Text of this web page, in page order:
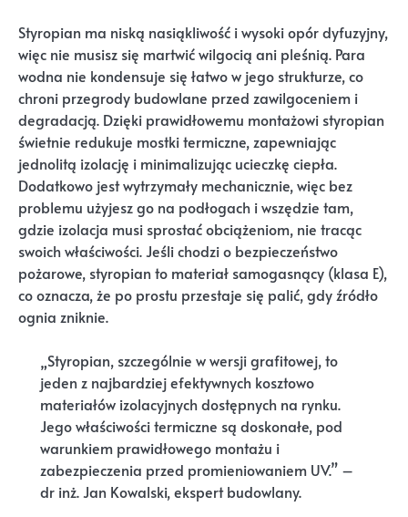
Styropian ma niską nasiąkliwość i wysoki opór dyfuzyjny,
więc nie musisz się martwić wilgocią ani pleśnią. Para
wodna nie kondensuje się łatwo w jego strukturze, co
chroni przegrody budowlane przed zawilgoceniem i
degradacją. Dzięki prawidłowemu montażowi styropian
świetnie redukuje mostki termiczne, zapewniając
jednolitą izolację i minimalizując ucieczkę ciepła.
Dodatkowo jest wytrzymały mechanicznie, więc bez
problemu użyjesz go na podłogach i wszędzie tam,
gdzie izolacja musi sprostać obciążeniom, nie tracąc
swoich właściwości. Jeśli chodzi o bezpieczeństwo
pożarowe, styropian to materiał samogasnący (klasa E),
co oznacza, że po prostu przestaje się palić, gdy źródło
ognia zniknie.
„Styropian, szczególnie w wersji grafitowej, to
jeden z najbardziej efektywnych kosztowo
materiałów izolacyjnych dostępnych na rynku.
Jego właściwości termiczne są doskonałe, pod
warunkiem prawidłowego montażu i
zabezpieczenia przed promieniowaniem UV.” –
dr inż. Jan Kowalski, ekspert budowlany.